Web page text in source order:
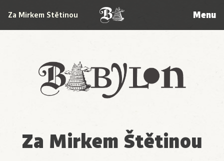
Babylon
Za Mirkem Štětinou Menu
Za Mirkem Štětinou